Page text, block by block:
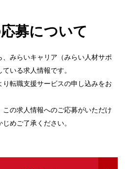
募について
みらいキャリア（みらい人材サポ
いる求人情報です。
転職支援サービスの申し込みをお
の求人情報へのご応募がいただけ
めご了承ください。